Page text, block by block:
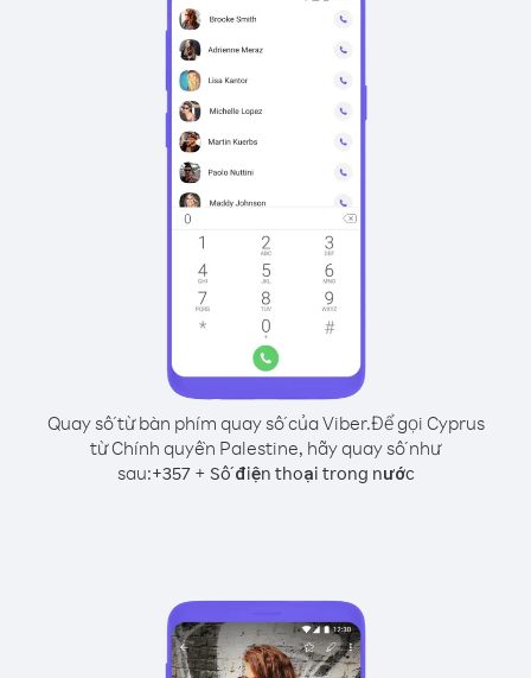
Quay số từ bàn phím quay số của Viber.Để gọi Cyprus
từ Chính quyền Palestine, hãy quay số như
sau:+357+ Số điện thoại trong nước